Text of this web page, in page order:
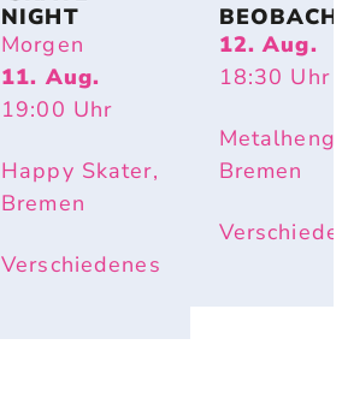
NIGHT
Morgen
11. Aug.
19:00 Uhr
Happy Skater,
Bremen
Verschiedenes
NG DER
STERNIS
12. Aug.
18:30 Uhr
Bremen